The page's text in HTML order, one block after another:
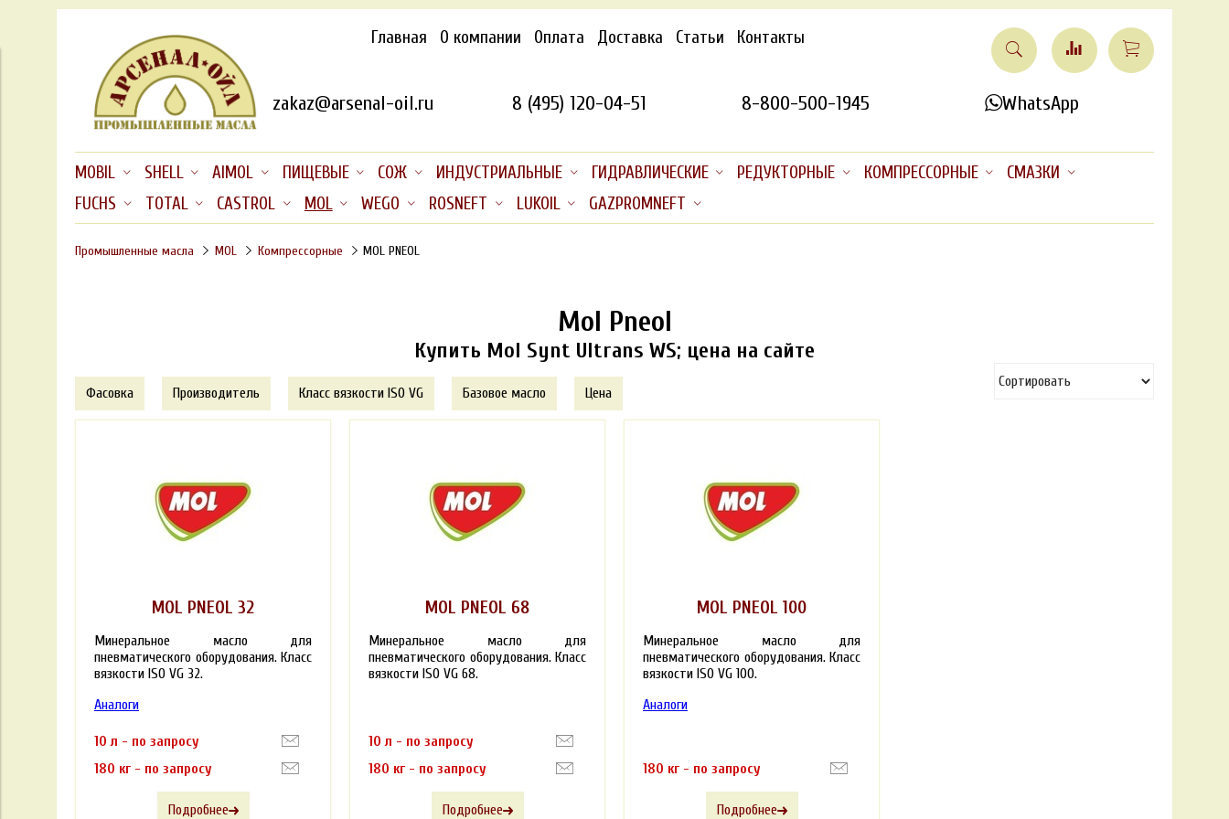
Главная О компании Оплата Доставка Статьи Контакты
zakaz@arsenal-oil.ru 8 (495) 120-04-51 8-800-500-1945 WhatsApp
MOBIL SHELL AIMOL ПИЩЕВЫЕ СОЖ ИНДУСТРИАЛЬНЫЕ ГИДРАВЛИЧЕСКИЕ РЕДУКТОРНЫЕ КОМПРЕССОРНЫЕ
СМАЗКИ
FUCHS
TOTAL CASTROL MOL WEGO ROSNEFT LUKOIL GAZPROMNEFT
Промышленные масла MOL Компрессорные MOL PNEOL
Mol Pneol
Купить Mol Synt Ultrans WS; цена на сайте
Фасовка Производитель Класс вязкости ISO VG Базовое масло Цена
MOL PNEOL 32
Минеральное масло для
пневматического оборудования. Класс
вязкости ISO VG 32.
Аналоги
10 л - по запросу
180 кг - по запросу
Подробнее
MOL PNEOL 68
Минеральное масло для
пневматического оборудования. Класс
вязкости ISO VG 68.
10 л - по запросу
180 кг - по запросу
Подробнее
MOL PNEOL 100
Минеральное масло для
пневматического оборудования. Класс
вязкости ISO VG 100.
Аналоги
180 кг - по запросу
Подробнее